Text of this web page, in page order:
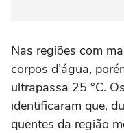
Nas regiões com
corpos d’água,
ultrapassa 25 °C.
identificaram que,
quentes da região